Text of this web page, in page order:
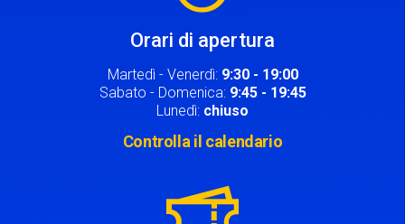
Orari di apertura
Martedì - Venerdì: 9:30 - 19:00
Sabato - Domenica: 9:45 - 19:45
Lunedì: chiuso
Controlla il calendario